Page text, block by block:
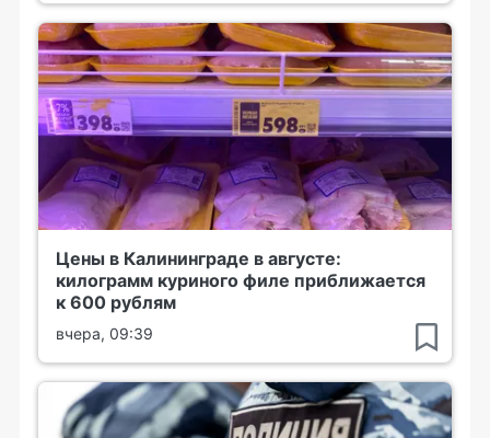
Цены в Калининграде в августе:
килограмм куриного филе приближается
к 600 рублям
вчера, 09:39